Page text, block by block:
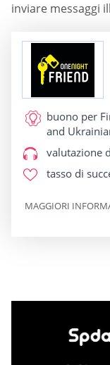
inviare messaggi
buono per
and
valutazione
tasso di
MAGGIORI